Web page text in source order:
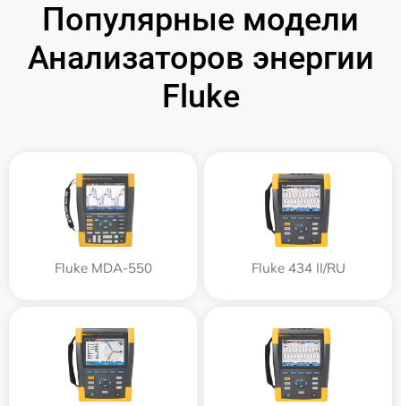
Популярные модели
Анализаторов энергии
Fluke
Fluke MDA-550 Fluke 434 II/RU